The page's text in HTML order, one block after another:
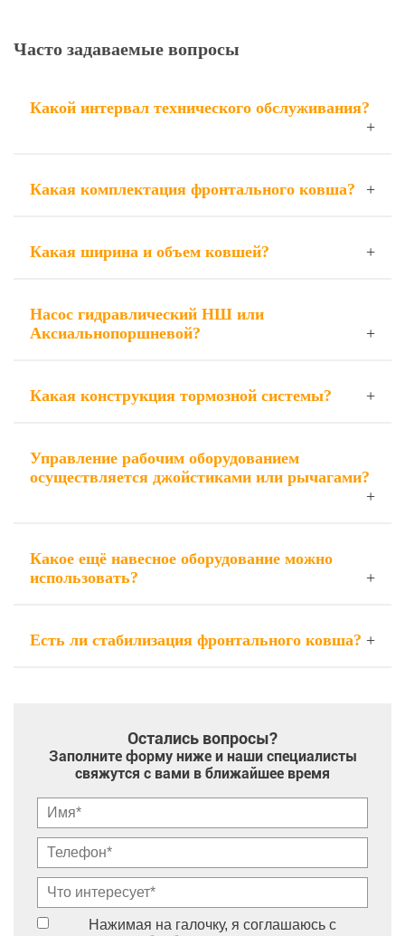
Часто задаваемые вопросы
Какой интервал технического обслуживания?
Какая комплектация фронтального ковша?
Какая ширина и объем ковшей?
Насос гидравлический НШ или
Аксиальнопоршневой?
Какая конструкция тормозной системы?
Управление рабочим оборудованием
осуществляется джойстиками или рычагами?
Какое ещё навесное оборудование можно
использовать?
Есть ли стабилизация фронтального ковша?
Остались вопросы?
Заполните форму ниже и наши специалисты
свяжутся с вами в ближайшее время
Нажимая на галочку, я соглашаюсь с